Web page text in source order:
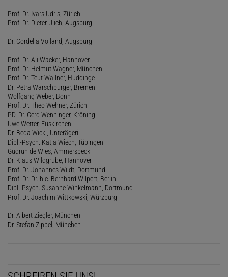
Prof. Dr. Ivars Udris, Zürich
Prof. Dr. Dieter Ulich, Augsburg
Dr. Cordelia Volland, Augsburg
Prof. Dr. Ali Wacker, Hannover
Prof. Dr. Helmut Wagner, München
Prof. Dr. Teut Wallner, Huddinge
Dr. Petra Warschburger, Bremen
Wolfgang Weber, Bonn
Prof. Dr. Theo Wehner, Zürich
PD. Dr. Gerd Wenninger, Kröning
Uwe Wetter, Euskirchen
Dr. Beda Wicki, Unterägeri
Dipl.-Psych. Katja Wiech, Tübingen
Gudrun de Wies, Ammersbeck
Dr. Klaus Wildgrube, Hannover
Prof. Dr. Johannes Wildt, Dortmund
Prof. Dr. Dr. h.c. Bernhard Wilpert, Berlin
Dipl.-Psych. Susanne Winkelmann, Dortmund
Prof. Dr. Joachim Wittkowski, Würzburg
Dr. Albert Ziegler, München
Dr. Stefan Zippel, München